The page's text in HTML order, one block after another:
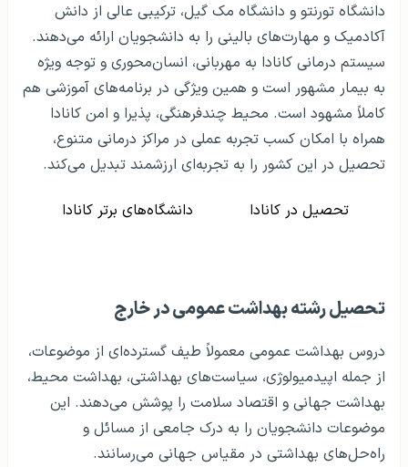
دانشگاه تورنتو و دانشگاه مک گیل، ترکیبی عالی از دانش
آکادمیک و مهارت‌های بالینی را به دانشجویان ارائه می‌دهند.
سیستم درمانی کانادا به مهربانی، انسان‌محوری و توجه ویژه
به بیمار مشهور است و همین ویژگی در برنامه‌های آموزشی هم
کاملاً مشهود است. محیط چندفرهنگی، پذیرا و امن کانادا
همراه با امکان کسب تجربه عملی در مراکز درمانی متنوع،
تحصیل در این کشور را به تجربه‌ای ارزشمند تبدیل می‌کند.
تحصیل در کانادا دانشگاه‌های برتر کانادا
تحصیل رشته بهداشت عمومی در خارج
دروس بهداشت عمومی معمولاً طیف گسترده‌ای از موضوعات،
از جمله اپیدمیولوژی، سیاست‌های بهداشتی، بهداشت محیط،
بهداشت جهانی و اقتصاد سلامت را پوشش می‌دهند. این
موضوعات دانشجویان را به درک جامعی از مسائل و
راه‌حل‌های بهداشتی در مقیاس جهانی می‌رسانند.